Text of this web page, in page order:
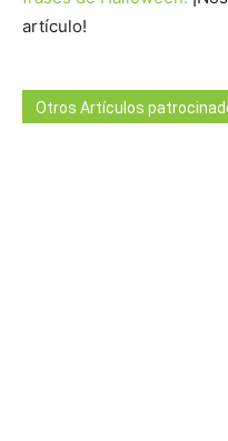
artículo!
Otros Artículos